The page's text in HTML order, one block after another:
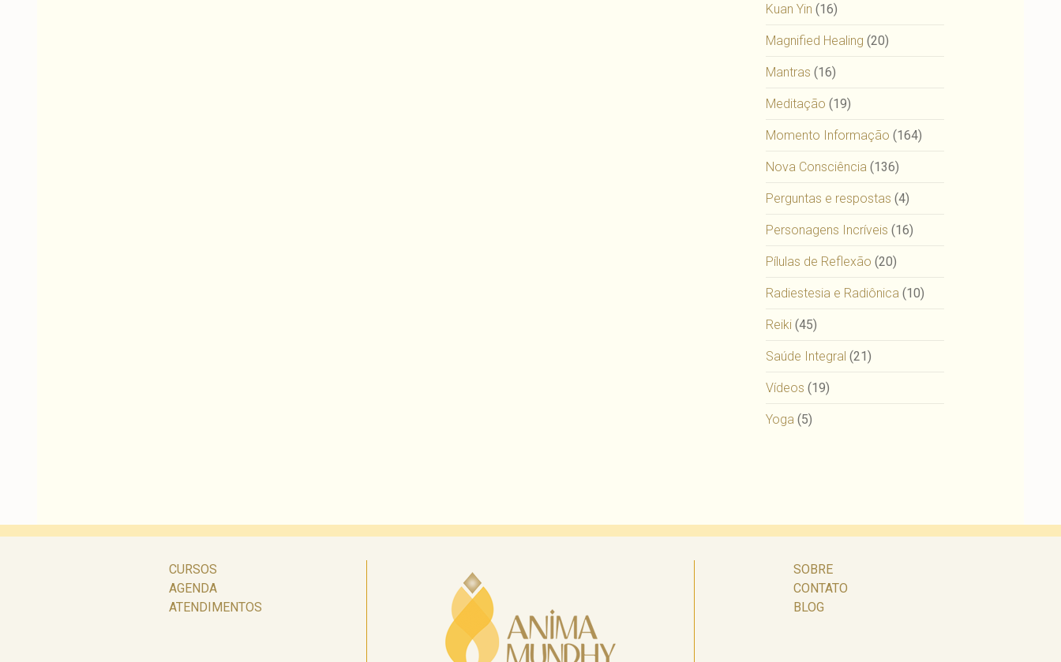
Kuan Yin (16)
Magnified Healing (20)
Mantras (16)
Meditação (19)
Momento Informação (164)
Nova Consciência (136)
Perguntas e respostas (4)
Personagens Incríveis (16)
Pílulas de Reflexão (20)
Radiestesia e Radiônica (10)
Reiki (45)
Saúde Integral (21)
Vídeos (19)
Yoga (5)
CURSOS
AGENDA
ATENDIMENTOS
SOBRE
CONTATO
BLOG